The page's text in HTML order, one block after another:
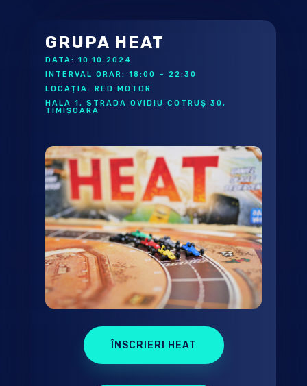
GRUPA HEAT
DATA: 10.10.2024
INTERVAL ORAR: 18:00 – 22:30
LOCAȚIA: RED MOTOR
HALA 1, STRADA OVIDIU COTRUȘ 30,
TIMIȘOARA
ÎNSCRIERI HEAT